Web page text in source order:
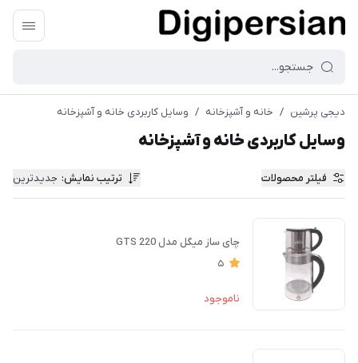
دیجی پرشین / خانه و آشپزخانه / وسایل کاربردی خانه و آشپزخانه
وسایل کاربردی خانه و آشپزخانه
فیلتر محصولات ترتیب نمایش: جدیدترین
چای ساز میگل مدل GTS 220
5
ناموجود